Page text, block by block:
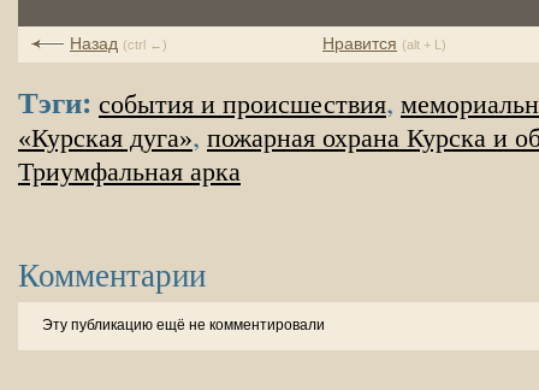
Нравится (alt + L)
Назад (ctrl ←)
Тэги: события и происшествия,
«Курская дуга», пожарная охрана Курска и
Триумфальная арка
Комментарии
Эту публикацию ещё не комментировали